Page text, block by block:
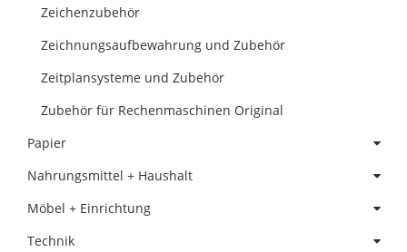
Zeichenzubehör
Zeichnungsaufbewahrung und Zubehör
Zeitplansysteme und Zubehör
Zubehör für Rechenmaschinen Original
Papier
Nahrungsmittel + Haushalt
Möbel + Einrichtung
Technik